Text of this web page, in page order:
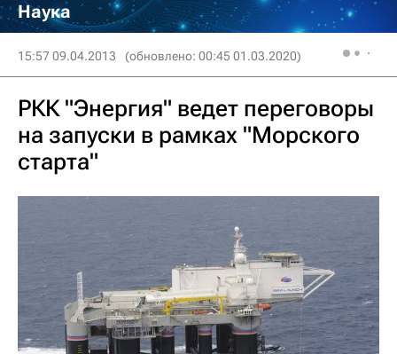
Наука
15:57 09.04.2013 (обновлено: 00:45 01.03.2020)
РКК "Энергия" ведет переговоры
на запуски в рамках "Морского
старта"